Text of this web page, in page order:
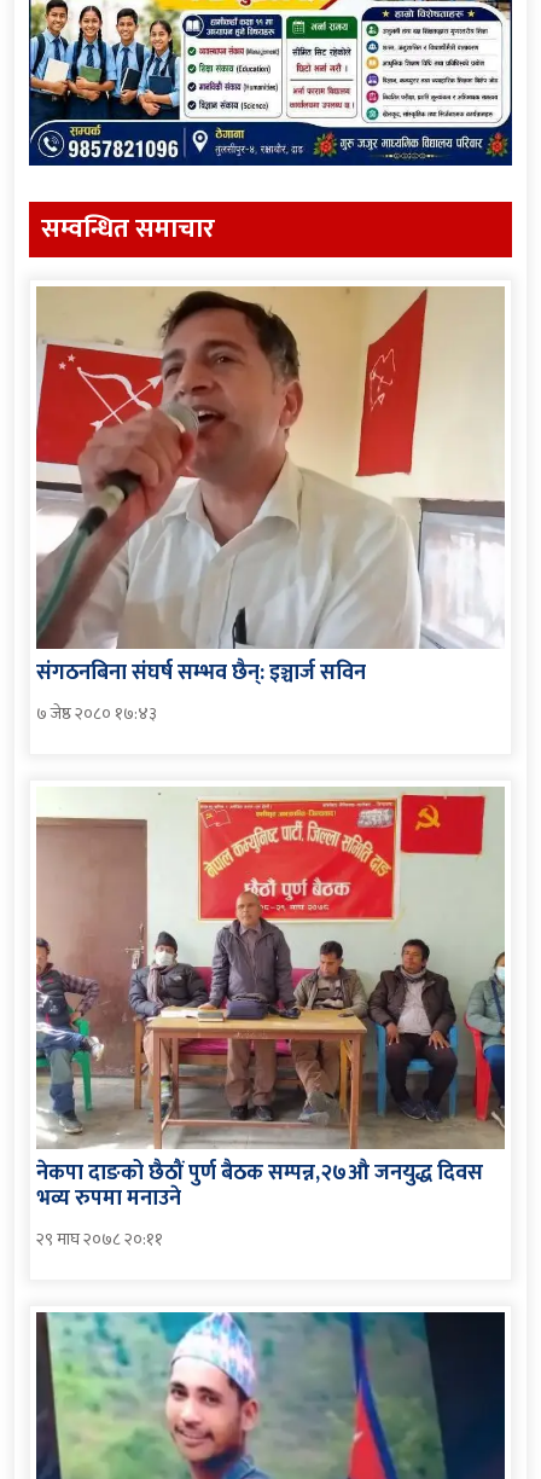
सम्वन्धित समाचार
संगठनबिना संघर्ष सम्भव छैन्: इञ्चार्ज सविन
७ जेष्ठ २०८० १७:४३
नेकपा दाङको छैठौं पुर्ण बैठक सम्पन्न,२७औ जनयुद्ध दिवस
भव्य रुपमा मनाउने
२९ माघ २०७८ २०:११